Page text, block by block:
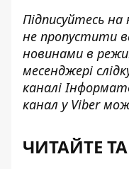
Підписуйтесь
не пропустити
новинами в
месенджері
каналі
канал у Viber
ЧИТАЙТЕ